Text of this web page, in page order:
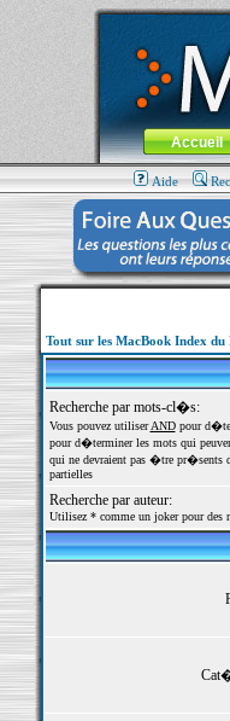
MacBook-fr.com : 100%
Aller au contenu-
Menu général
Accueil
Aide
Tout sur les MacBook Index du
Recherche par mots-cl�s:
Vous pouvez utiliserANDpour
pour d�terminer les mots qui
qui ne devraient pas �tre pr�sents
partielles
Recherche par auteur:
Utilisez * comme un joker pour des